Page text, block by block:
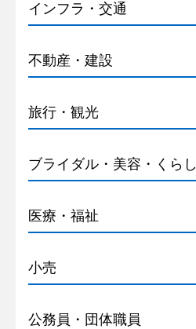
インフラ・交通
不動産・建設
旅行・観光
ブライダル・美容・くらし
医療・福祉
小売
公務員・団体職員